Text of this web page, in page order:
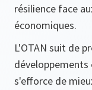
résilience face
économiques.
L'OTAN suit de
s'efforce de